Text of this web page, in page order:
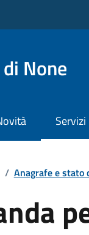
None
Servizi
/ Anagrafe e stato